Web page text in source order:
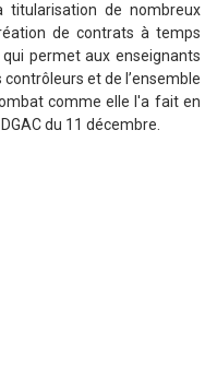
titularisation de nombreux
de contrats à temps
qui permet aux enseignants
et de l’ensemble
comme elle l'a fait en
DGAC du 11 décembre.